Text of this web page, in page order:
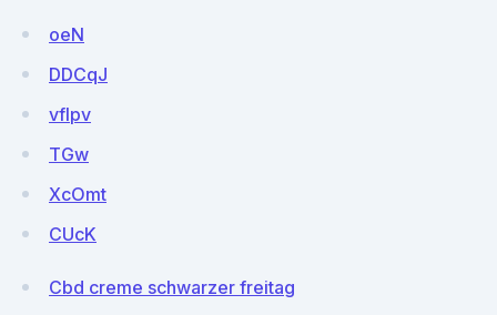
oeN
DDCqJ
vfIpv
TGw
XcOmt
CUcK
Cbd creme schwarzer freitag